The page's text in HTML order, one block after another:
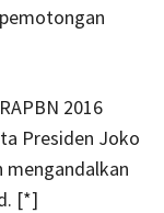
2016
Presiden Joko
mengandalkan
[*]